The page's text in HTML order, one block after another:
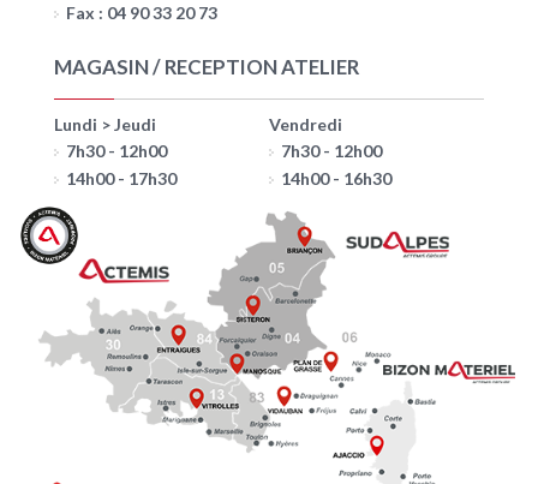
Fax : 04 90 33 20 73
MAGASIN / RECEPTION ATELIER
Lundi > Jeudi
7h30 - 12h00
14h00 - 17h30
Vendredi
7h30 - 12h00
14h00 - 16h30